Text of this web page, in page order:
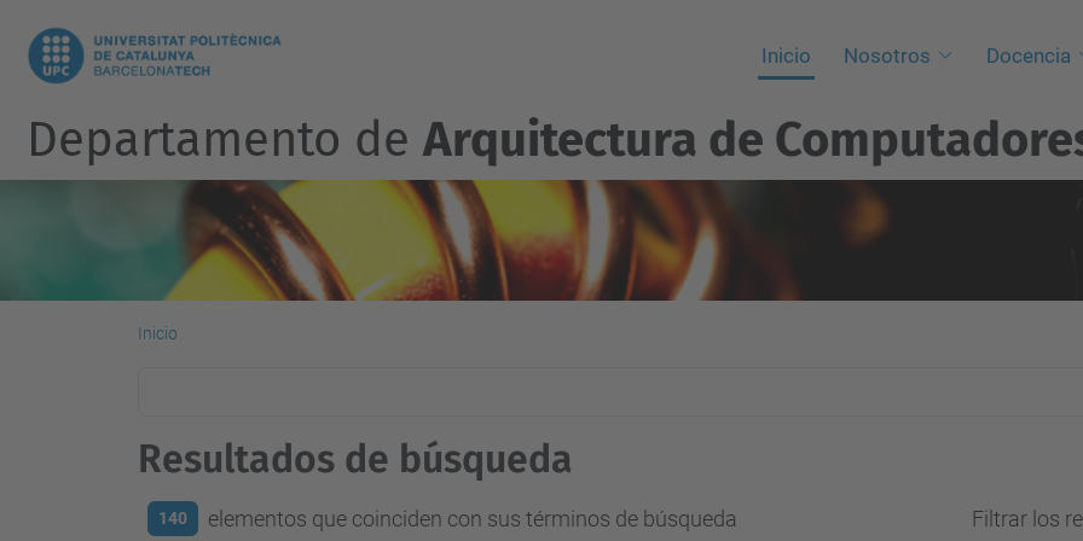
Inicio Nosotros Docencia
Departamento deArquitectura de
Inicio
Resultados de búsqueda
140 elementos que coinciden con sus términos de búsqueda Filtrar los